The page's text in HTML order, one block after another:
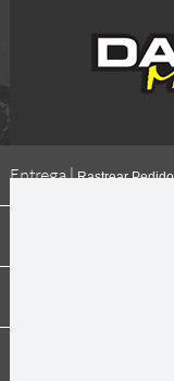
Entrega |Rastrear Pedido